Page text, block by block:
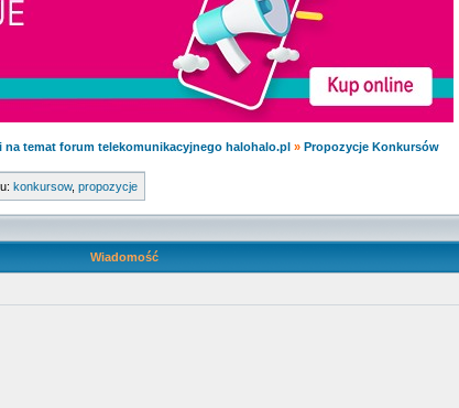
na temat forum telekomunikacyjnego halohalo.pl » Propozycje Konkursów
konkursow, propozycje
Wiadomość